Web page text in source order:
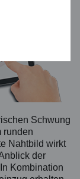
Schwung
runden
Nahtbild wirkt
der
Kombination
die
mit
z.B.